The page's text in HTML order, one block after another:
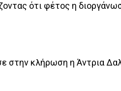
ότι φέτος η
στην κλήρωση η Άντρια